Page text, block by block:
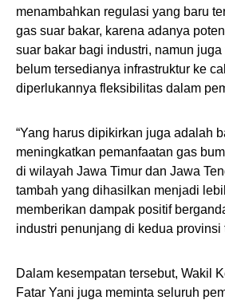
menambahkan regulasi yang baru
gas suar bakar, karena adanya
suar bakar bagi industri, namun
belum tersedianya infrastruktur ke
diperlukannya fleksibilitas dalam
“Yang harus dipikirkan juga adalah
meningkatkan pemanfaatan gas
di wilayah Jawa Timur dan Jawa
tambah yang dihasilkan menjadi
memberikan dampak positif
industri penunjang di kedua provinsi
Dalam kesempatan tersebut, Wakil
Fatar Yani juga meminta seluruh